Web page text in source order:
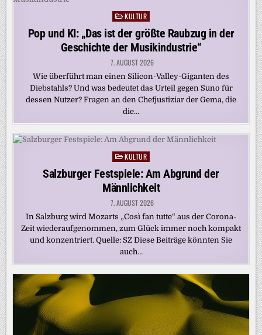
PostedKULTUR
Pop und KI: „Das ist der größte Raubzug in der
Geschichte der Musikindustrie“
7. AUGUST 2026
Wie überführt man einen Silicon-Valley-Giganten des
Diebstahls? Und was bedeutet das Urteil gegen Suno für
dessen Nutzer? Fragen an den Chefjustiziar der Gema, die
die…
PostedKULTUR
Salzburger Festspiele: Am Abgrund der
Männlichkeit
7. AUGUST 2026
In Salzburg wird Mozarts „Così fan tutte“ aus der Corona-
Zeit wiederaufgenommen, zum Glück immer noch kompakt
und konzentriert. Quelle: SZ Diese Beiträge könnten Sie
auch…